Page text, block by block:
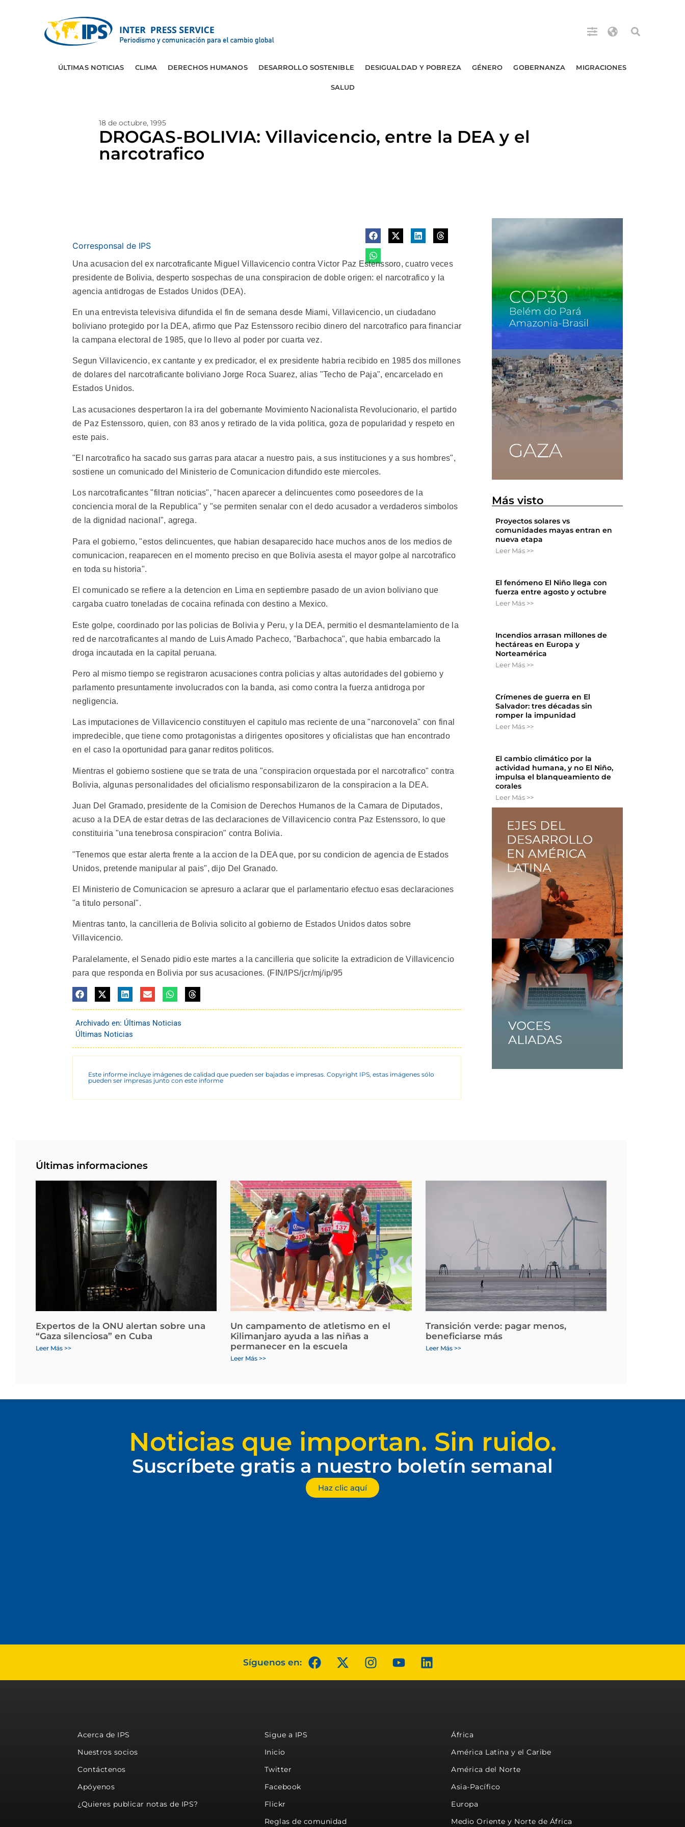
ÚLTIMAS NOTICIAS CLIMA DERECHOS HUMANOS DESARROLLO SOSTENIBLE DESIGUALDAD Y POBREZA GÉNERO GOBERNANZA MIGRACIONES
SALUD
18 de octubre, 1995
DROGAS-BOLIVIA: Villavicencio, entre la DEA y el
narcotrafico
Corresponsal de IPS
Una acusacion del ex narcotraficante Miguel Villavicencio contra Victor Paz Estenssoro, cuatro veces
presidente de Bolivia, desperto sospechas de una conspiracion de doble origen: el narcotrafico y la
agencia antidrogas de Estados Unidos (DEA).
En una entrevista televisiva difundida el fin de semana desde Miami, Villavicencio, un ciudadano
boliviano protegido por la DEA, afirmo que Paz Estenssoro recibio dinero del narcotrafico para financiar
la campana electoral de 1985, que lo llevo al poder por cuarta vez.
Segun Villavicencio, ex cantante y ex predicador, el ex presidente habria recibido en 1985 dos millones
de dolares del narcotraficante boliviano Jorge Roca Suarez, alias "Techo de Paja", encarcelado en
Estados Unidos.
Las acusaciones despertaron la ira del gobernante Movimiento Nacionalista Revolucionario, el partido
de Paz Estenssoro, quien, con 83 anos y retirado de la vida politica, goza de popularidad y respeto en
este pais.
"El narcotrafico ha sacado sus garras para atacar a nuestro pais, a sus instituciones y a sus hombres",
sostiene un comunicado del Ministerio de Comunicacion difundido este miercoles.
Los narcotraficantes "filtran noticias", "hacen aparecer a delincuentes como poseedores de la
conciencia moral de la Republica" y "se permiten senalar con el dedo acusador a verdaderos simbolos
de la dignidad nacional", agrega.
Para el gobierno, "estos delincuentes, que habian desaparecido hace muchos anos de los medios de
comunicacion, reaparecen en el momento preciso en que Bolivia asesta el mayor golpe al narcotrafico
en toda su historia".
El comunicado se refiere a la detencion en Lima en septiembre pasado de un avion boliviano que
cargaba cuatro toneladas de cocaina refinada con destino a Mexico.
Este golpe, coordinado por las policias de Bolivia y Peru, y la DEA, permitio el desmantelamiento de la
red de narcotraficantes al mando de Luis Amado Pacheco, "Barbachoca", que habia embarcado la
droga incautada en la capital peruana.
Pero al mismo tiempo se registraron acusaciones contra policias y altas autoridades del gobierno y
parlamento presuntamente involucrados con la banda, asi como contra la fuerza antidroga por
negligencia.
Las imputaciones de Villavicencio constituyen el capitulo mas reciente de una "narconovela" con final
impredecible, que tiene como protagonistas a dirigentes opositores y oficialistas que han encontrado
en el caso la oportunidad para ganar reditos politicos.
Mientras el gobierno sostiene que se trata de una "conspiracion orquestada por el narcotrafico" contra
Bolivia, algunas personalidades del oficialismo responsabilizaron de la conspiracion a la DEA.
Juan Del Gramado, presidente de la Comision de Derechos Humanos de la Camara de Diputados,
acuso a la DEA de estar detras de las declaraciones de Villavicencio contra Paz Estenssoro, lo que
constituiria "una tenebrosa conspiracion" contra Bolivia.
"Tenemos que estar alerta frente a la accion de la DEA que, por su condicion de agencia de Estados
Unidos, pretende manipular al pais", dijo Del Granado.
El Ministerio de Comunicacion se apresuro a aclarar que el parlamentario efectuo esas declaraciones
"a titulo personal".
Mientras tanto, la cancilleria de Bolivia solicito al gobierno de Estados Unidos datos sobre
Villavicencio.
Paralelamente, el Senado pidio este martes a la cancilleria que solicite la extradicion de Villavicencio
para que responda en Bolivia por sus acusaciones. (FIN/IPS/jcr/mj/ip/95
Archivado en: Últimas Noticias
Últimas Noticias
Este informe incluye imágenes de calidad que pueden ser bajadas e impresas. Copyright IPS, estas imágenes sólo
pueden ser impresas junto con este informe
Más visto
Proyectos solares vs
comunidades mayas entran en
nueva etapa
Leer Más >>
El fenómeno El Niño llega con
fuerza entre agosto y octubre
Leer Más >>
Incendios arrasan millones de
hectáreas en Europa y
Norteamérica
Leer Más >>
Crímenes de guerra en El
Salvador: tres décadas sin
romper la impunidad
Leer Más >>
El cambio climático por la
actividad humana, y no El Niño,
impulsa el blanqueamiento de
corales
Leer Más >>
Últimas informaciones
Expertos de la ONU alertan sobre una
“Gaza silenciosa” en Cuba
Leer Más >>
Un campamento de atletismo en el
Kilimanjaro ayuda a las niñas a
permanecer en la escuela
Leer Más >>
Transición verde: pagar menos,
beneficiarse más
Leer Más >>
Noticias que importan. Sin ruido.
Suscríbete gratis a nuestro boletín semanal
Haz clic aquí
Síguenos en:
Acerca de IPS
Nuestros socios
Contáctenos
Apóyenos
¿Quieres publicar notas de IPS?
Sigue a IPS
Inicio
Twitter
Facebook
Flickr
Reglas de comunidad
África
América Latina y el Caribe
América del Norte
Asia-Pacífico
Europa
Medio Oriente y Norte de África